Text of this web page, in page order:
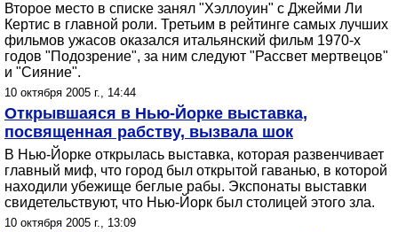
Второе место в списке занял "Хэллоуин" с Джейми Ли
Кертис в главной роли. Третьим в рейтинге самых лучших
фильмов ужасов оказался итальянский фильм 1970-х
годов "Подозрение", за ним следуют "Рассвет мертвецов"
и "Сияние".
10 октября 2005 г., 14:44
Открывшаяся в Нью-Йорке выставка,
посвященная рабству, вызвала шок
В Нью-Йорке открылась выставка, которая развенчивает
главный миф, что город был открытой гаванью, в которой
находили убежище беглые рабы. Экспонаты выставки
свидетельствуют, что Нью-Йорк был столицей этого зла.
10 октября 2005 г., 13:09